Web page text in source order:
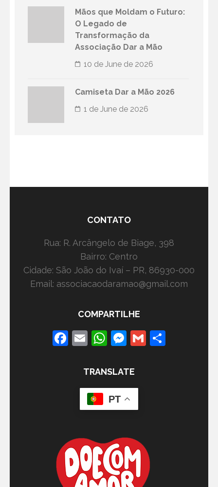
Mãos que Moldam o Futuro:
O Legado de
Transformação da
Associação Dar a Mão
10 de June de 2026
Camiseta Dar a Mão 2026
1 de June de 2026
CONTATO
Rua: R. Arcângelo de Biage, 398
Bairro: Centro
Cidade: São João do Ivaí – PR, 86930-000
Email: associacaodaramao@gmail.com
COMPARTILHE
Facebook
EmailWhatsApp
Messenger
Gmail
TRANSLATE
PT